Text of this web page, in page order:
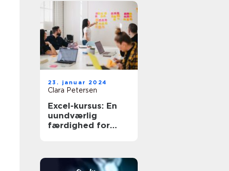
23. januar 2024
Clara Petersen
Excel-kursus: En
uundværlig
færdighed for